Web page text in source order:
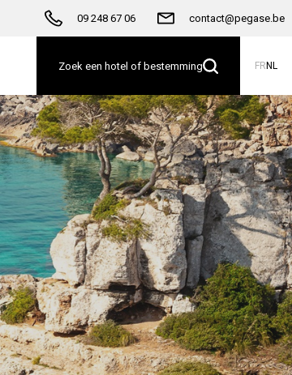
09 248 67 06 contact@pegase.be
Zoek een hotel of bestemming FR NL